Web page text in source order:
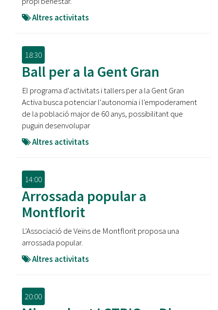
Altres activitats
18:30
Ball per a la Gent Gran
El programa d'activitats i tallers per a la Gent Gran
Activa busca potenciar l'autonomia i l'empoderament
de la població major de 60 anys, possibilitant que
puguin desenvolupar
Altres activitats
14:00
Arrossada popular a
Montflorit
L'Associació de Veïns de Montflorit proposa una
arrossada popular.
Altres activitats
20:00